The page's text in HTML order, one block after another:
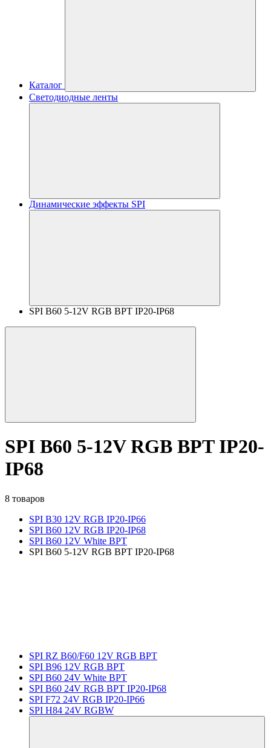
Каталог
Светодиодные ленты
Динамические эффекты SPI
SPI B60 5-12V RGB BPT IP20-IP68
SPI B60 5-12V RGB BPT IP20-
IP68
8 товаров
SPI B30 12V RGB IP20-IP66
SPI B60 12V RGB IP20-IP68
SPI B60 12V White BPT
SPI B60 5-12V RGB BPT IP20-IP68
SPI RZ B60/F60 12V RGB BPT
SPI B96 12V RGB BPT
SPI B60 24V White BPT
SPI B60 24V RGB BPT IP20-IP68
SPI F72 24V RGB IP20-IP66
SPI H84 24V RGBW